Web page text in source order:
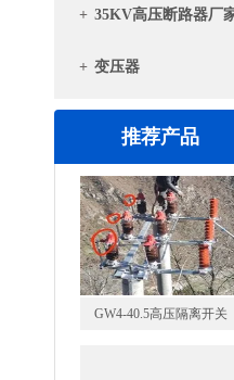
+ 35KV高压断路器厂
+ 变压器
推荐产品
GW4-40.5高压隔离开关